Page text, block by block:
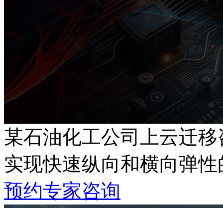
某石油化工公司上云迁
实现快速纵向和横向弹
预约专家咨询